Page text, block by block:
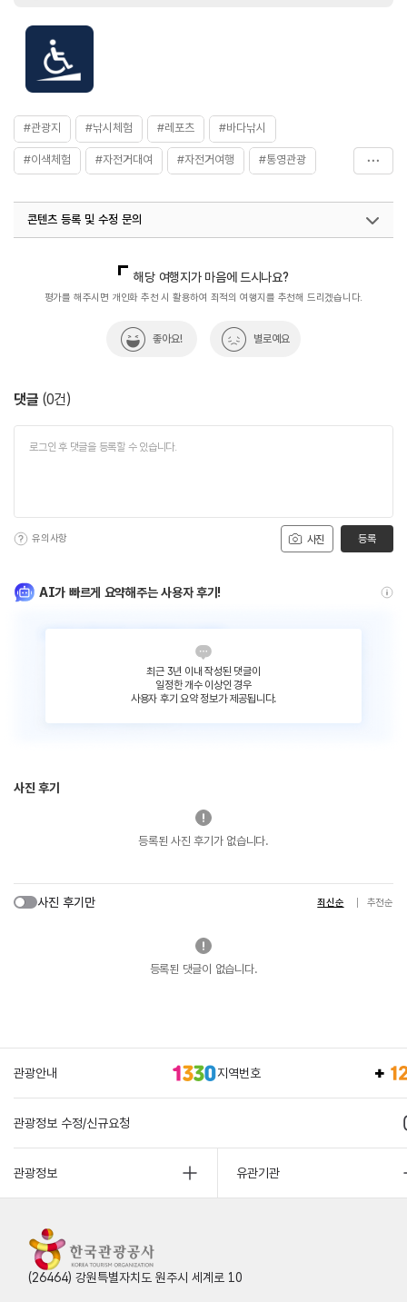
#관광지 #낚시체험 #레포츠 #바다낚시
#이색체험 #자전거대여 #자전거여행 #통영관광
#한려해상국립공원 #해상데크
콘텐츠 등록 및 수정 문의
열린관광콘텐츠팀(열린관광-모두의여행)
033-738-3425
해당 여행지가 마음에 드시나요?
평가를 해주시면 개인화 추천 시 활용하여 최적의 여행지를 추천해 드리겠습니다.
좋아요! 별로예요
댓글 (0건)
사진
유의사항 등록
AI가 빠르게 요약해주는 사용자 후기!
최근 3년 이내 작성된 댓글이
일정한 개수 이상인 경우
사용자 후기 요약 정보가 제공됩니다.
사진 후기
등록된 사진 후기가 없습니다.
사진 후기만 최신순 추천순
등록된 댓글이 없습니다.
관광안내 지역번호
관광정보 수정/신규요청
관광정보 유관기관
(26464) 강원특별자치도 원주시 세계로 10